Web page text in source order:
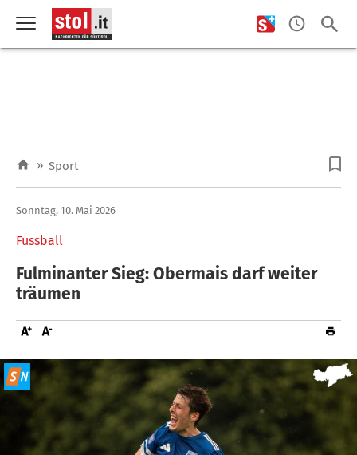
» Sport
Fussball
Sonntag, 10. Mai 2026
Fulminanter Sieg: Obermais darf weiter
träumen